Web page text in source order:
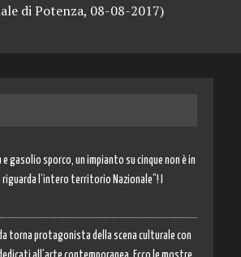
di Potenza, 08-08-2017)
e gasolio sporco, un impianto su cinque non è in
l’intero territorio Nazionale”! I
torna protagonista della scena culturale con